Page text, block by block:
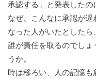
承認する」と発表したの
なぜ、こんなに承認が遅
なった人がいたとしたら
誰が責任を取るのでしょ
うか。
時は移ろい、人の記憶も